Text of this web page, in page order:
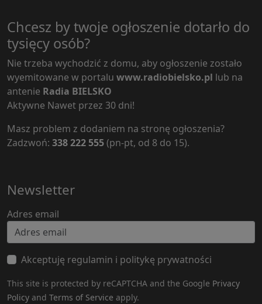
Chcesz by twoje ogłoszenie dotarło do
tysięcy osób?
Nie trzeba wychodzić z domu, aby ogłoszenie zostało
wyemitowane w portalu www.radiobielsko.pl lub na
antenie Radia BIELSKO
Aktywne Nawet przez 30 dni!
Masz problem z dodaniem na stronę ogłoszenia?
Zadzwoń: 338 222 555(pn-pt, od 8 do 15).
Newsletter
Adres email
Akceptuję regulamin i politykę prywatności
This site is protected by reCAPTCHA and the Google Privacy
Policy and Terms of Service apply.